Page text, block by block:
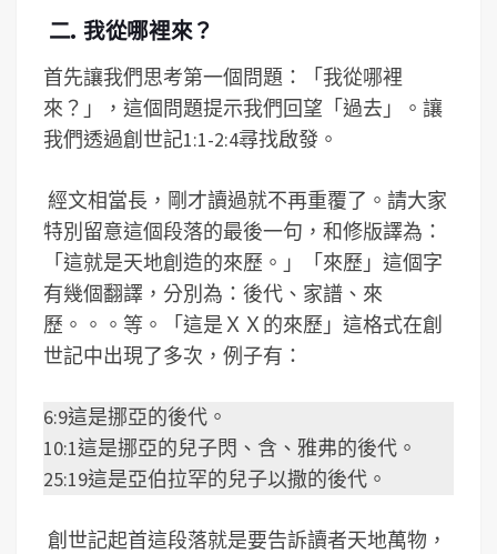
二. 我從哪裡來？
首先讓我們思考第一個問題：「我從哪裡
來？」，這個問題提示我們回望「過去」。讓
我們透過創世記1:1-2:4尋找啟發。
經文相當長，剛才讀過就不再重覆了。請大家
特別留意這個段落的最後一句，和修版譯為：
「這就是天地創造的來歷。」「來歷」這個字
有幾個翻譯，分別為：後代、家譜、來
歷。。。等。「這是ＸＸ的來歷」這格式在創
世記中出現了多次，例子有：
6:9這是挪亞的後代。
10:1這是挪亞的兒子閃、含、雅弗的後代。
25:19這是亞伯拉罕的兒子以撒的後代。
創世記起首這段落就是要告訴讀者天地萬物，